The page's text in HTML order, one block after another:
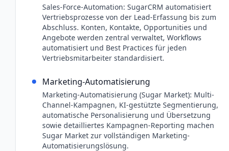
Sales-Force-Automation: SugarCRM automatisiert
Vertriebsprozesse von der Lead-Erfassung bis zum
Abschluss. Konten, Kontakte, Opportunities und
Angebote werden zentral verwaltet, Workflows
automatisiert und Best Practices für jeden
Vertriebsmitarbeiter standardisiert.
Marketing-Automatisierung
Marketing-Automatisierung (Sugar Market): Multi-
Channel-Kampagnen, KI-gestützte Segmentierung,
automatische Personalisierung und Übersetzung
sowie detailliertes Kampagnen-Reporting machen
Sugar Market zur vollständigen Marketing-
Automatisierungslösung.